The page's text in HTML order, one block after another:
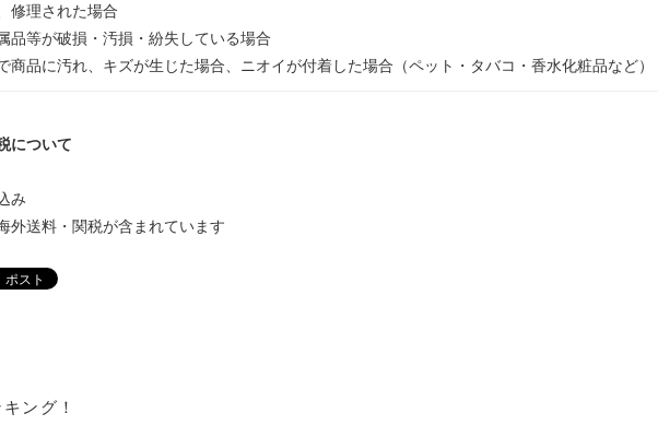
修理された場合
品等が破損・汚損・紛失している場合
商品に汚れ、キズが生じた場合、ニオイが付着した場合（ペット・タバコ・香水化粧品など）
について
み
外送料・関税が含まれています
ング！